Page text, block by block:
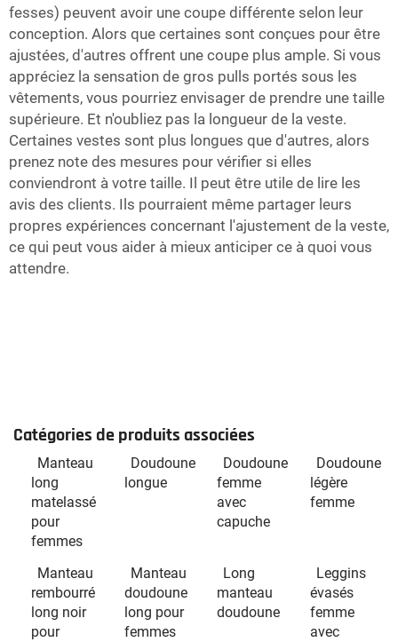
fesses) peuvent avoir une coupe différente selon leur
conception. Alors que certaines sont conçues pour être
ajustées, d'autres offrent une coupe plus ample. Si vous
appréciez la sensation de gros pulls portés sous les
vêtements, vous pourriez envisager de prendre une taille
supérieure. Et n'oubliez pas la longueur de la veste.
Certaines vestes sont plus longues que d'autres, alors
prenez note des mesures pour vérifier si elles
conviendront à votre taille. Il peut être utile de lire les
avis des clients. Ils pourraient même partager leurs
propres expériences concernant l'ajustement de la veste,
ce qui peut vous aider à mieux anticiper ce à quoi vous
attendre.
Catégories de produits associées
Manteau
long
matelassé
pour
femmes
Doudoune
longue
Doudoune
femme
avec
capuche
Doudoune
légère
femme
Manteau
rembourré
long noir
pour
Manteau
doudoune
long pour
femmes
Long
manteau
doudoune
Leggins
évasés
femme
avec